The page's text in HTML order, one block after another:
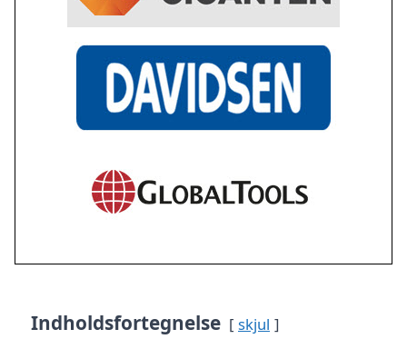
Indholdsfortegnelse skjul